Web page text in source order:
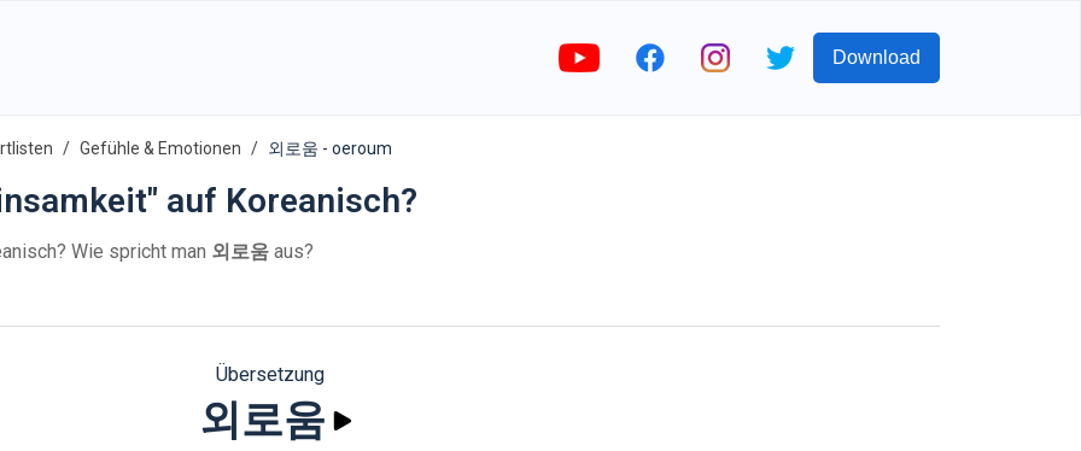
Download
Gefühle & Emotionen 외로움 - oeroum
auf Koreanisch?
Wie spricht man 외로움 aus?
Übersetzung
외로움